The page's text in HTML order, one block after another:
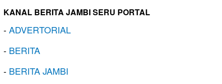
KANAL BERITA JAMBI SERU PORTAL
-ADVERTORIAL
- BERITA
- BERITA JAMBI